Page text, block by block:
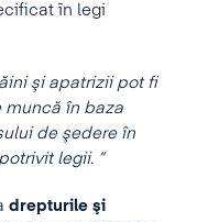
în legi
şi apatrizii pot fi
în baza
de şedere în
legii. ”
drepturile şi